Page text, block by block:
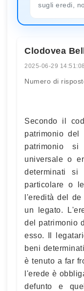
sugli eredi,
Clodovea
2025-06-29 14:51:08
Numero di
Secondo il
patrimonio
patrimonio
universale o
determinati si
particolare o
l'eredità del
un legato.
del patrimonio
esso. Il
beni
è tenuto a far
l'erede è
defunto e